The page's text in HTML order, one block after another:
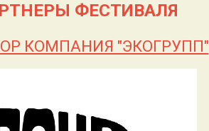
ФЕСТИВАЛЯ
КОМПАНИЯ "ЭКОГРУПП"